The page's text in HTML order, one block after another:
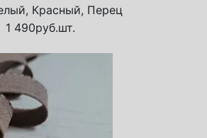
Красный, Перец
1 490руб.шт.